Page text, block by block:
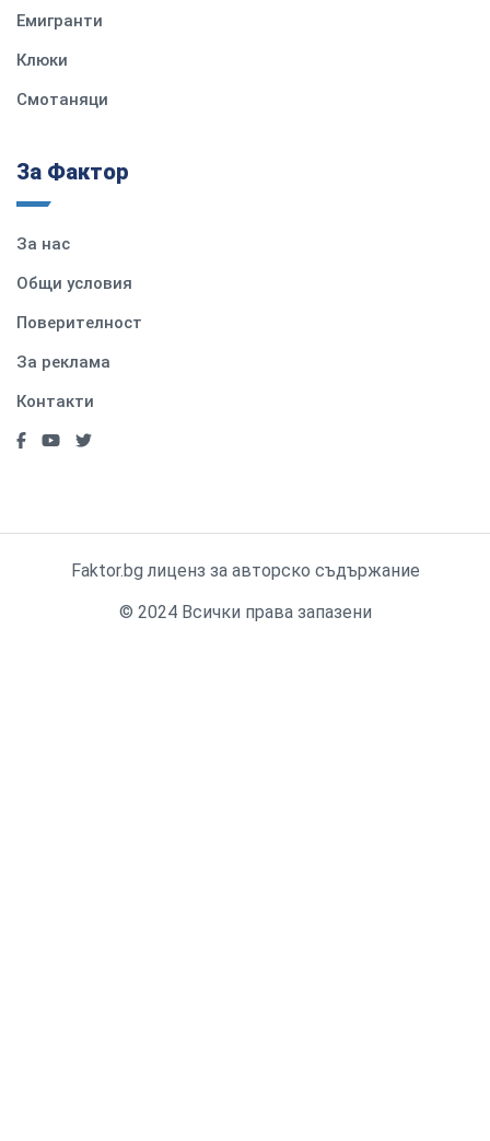
Емигранти
Клюки
Смотаняци
За Фактор
За нас
Общи условия
Поверителност
За реклама
Контакти
Faktor.bg лиценз за авторско съдържание
© 2024 Всички права запазени